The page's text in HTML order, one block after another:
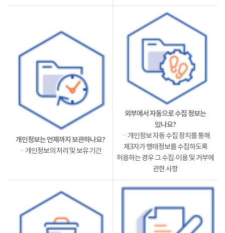
개인정보는 언제까지 보관하나요?
ㆍ개인정보의 처리 및 보유 기간
외부에서 자동으로 수집 정보는
있나요?
ㆍ개인정보 자동 수집 장치를 통해
제3자가 행태정보를 수집하도록
허용하는 경우 그 수집·이용 및 거부에
관한 사항